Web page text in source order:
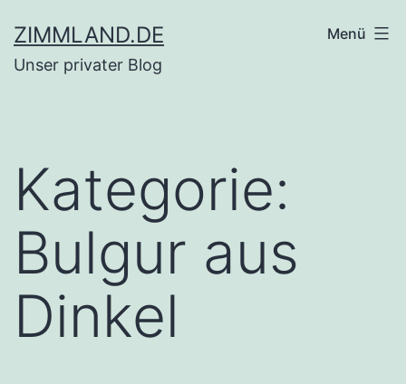
Inhalt
springen
ZIMMLAND.DE
Unser privater Blog
Menü
Kategorie:
Bulgur aus
Dinkel